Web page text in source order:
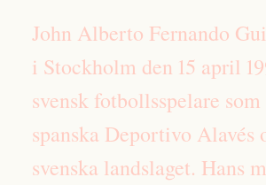
John Alberto Fernando
i Stockholm den 15 april
svensk fotbollsspelare
spanska Deportivo Alavés
svenska landslaget. Hans